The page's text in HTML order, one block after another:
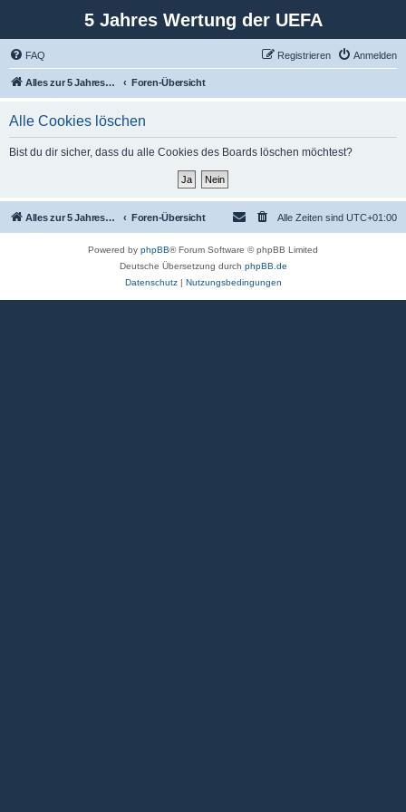
5 Jahres Wertung der UEFA
FAQ Anmelden
Registrieren
Alles zur 5 Jahreswertung / Tabelle der UEFA mit vielen Statistiken. Foren-Übersicht
Alle Cookies löschen
Bist du dir sicher, dass du alle Cookies des Boards löschen möchtest?
Alles zur 5 Jahreswertung / Tabelle der UEFA mit vielen Statistiken. Foren-Übersicht Alle Zeiten sind UTC+01:00
Powered by phpBB® Forum Software © phpBB Limited
Deutsche Übersetzung durch phpBB.de
Datenschutz| Nutzungsbedingungen